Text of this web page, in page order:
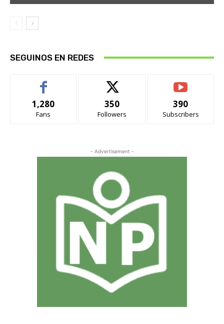
SEGUINOS EN REDES
1,280
Fans
350
Followers
390
Subscribers
- Advertisement -